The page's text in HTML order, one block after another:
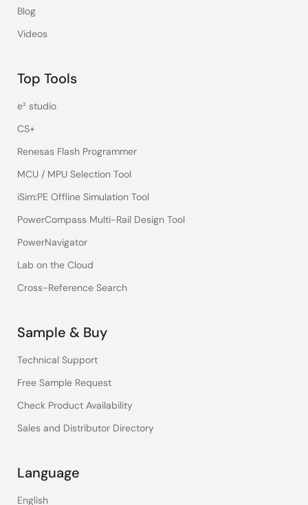
Blog
Videos
Top Tools
e² studio
CS+
Renesas Flash Programmer
MCU / MPU Selection Tool
iSim:PE Offline Simulation Tool
PowerCompass Multi-Rail Design Tool
PowerNavigator
Lab on the Cloud
Cross-Reference Search
Sample & Buy
Technical Support
Free Sample Request
Check Product Availability
Sales and Distributor Directory
Language
English